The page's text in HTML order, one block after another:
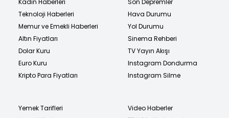
Kadın Haberleri
Teknoloji Haberleri
Memur ve Emekli Haberleri
Altın Fiyatları
Dolar Kuru
Euro Kuru
Kripto Para Fiyatları
Son Depremler
Hava Durumu
Yol Durumu
Sinema Rehberi
TV Yayın Akışı
Instagram Dondurma
Instagram Silme
Yemek Tarifleri
Video Haberler